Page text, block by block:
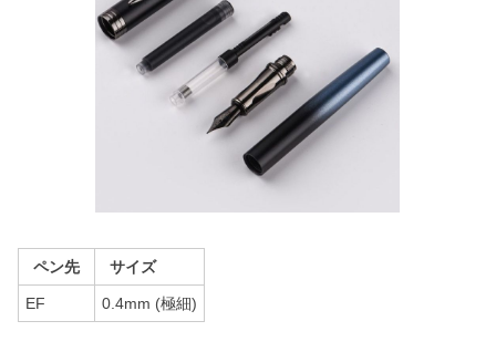
ペン先 サイズ
EF 0.4mm (極細)